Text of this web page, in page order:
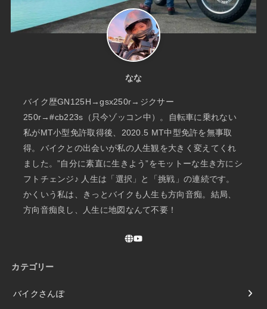
なな
バイク歴GN125H→gsx250r→ジクサー
250r→#cb223s（只今ゾッコン中）。自転車に乗れない
私がMT小型免許取得後、2020.5 MT中型免許を無事取
得。バイクとの出会いが私の人生観を大きく変えてくれ
ました。”自分に素直に生きよう”をモットーな生き方にシ
フトチェンジ♪ 人生は「選択」と「挑戦」の連続です。
かくいう私は、きっとバイクも人生も方向音痴。結局、
方向音痴良し、人生に地図なんて不要！
カテゴリー
バイクさんぽ